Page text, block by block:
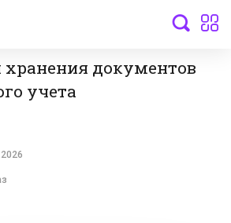
хранения документов
учета